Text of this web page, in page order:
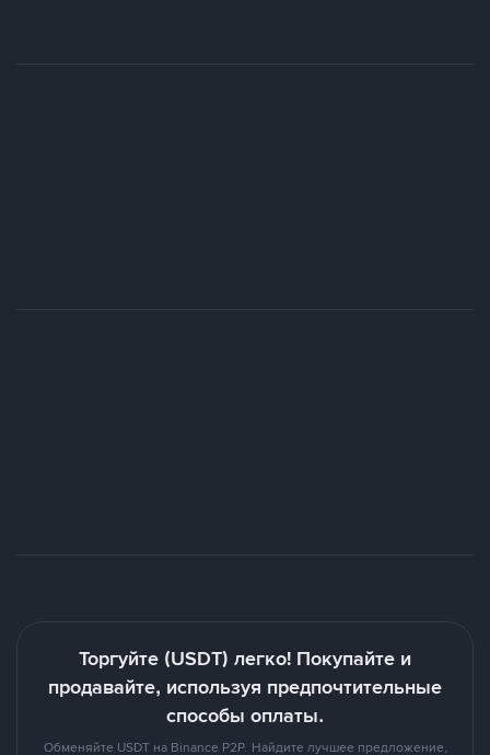
Торгуйте (USDT) легко! Покупайте и
продавайте, используя предпочтительные
способы оплаты.
Обменяйте USDT на Binance P2P. Найдите лучшее предложение,